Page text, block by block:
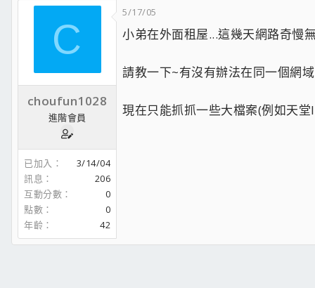
C
choufun1028
進階會員
已加入
3/14/04
訊息
206
互動分數
0
點數
0
年齡
42
5/17/05
小弟在外面租屋...這幾天網路奇慢
請教一下~有沒有辦法在同一個網
現在只能抓抓一些大檔案(例如天